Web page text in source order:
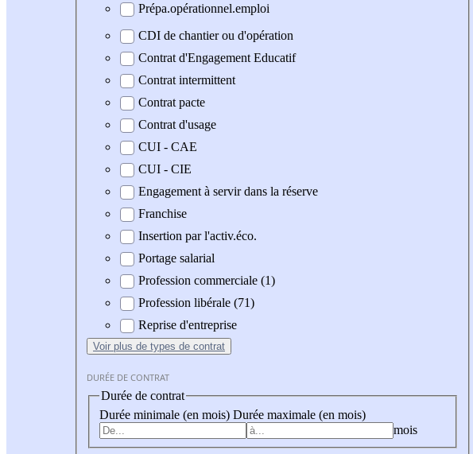
Prépa.opérationnel.emploi
CDI de chantier ou d'opération
Contrat d'Engagement Educatif
Contrat intermittent
Contrat pacte
Contrat d'usage
CUI - CAE
CUI - CIE
Engagement à servir dans la réserve
Franchise
Insertion par l'activ.éco.
Portage salarial
Profession commerciale (1)
Profession libérale (71)
Reprise d'entreprise
Voir plus de types de contrat
DURÉE DE CONTRAT
Durée de contrat
Durée minimale (en mois) Durée maximale (en mois)
mois